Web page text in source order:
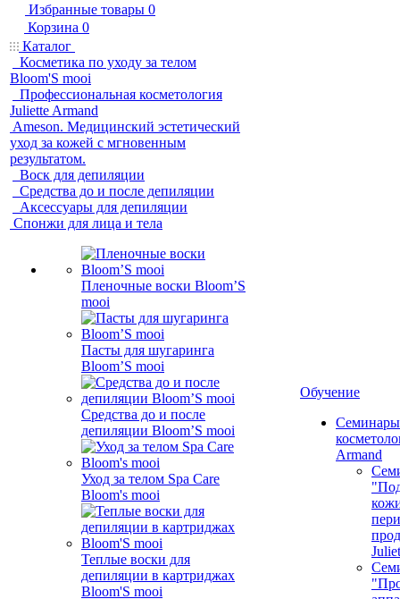
Избранные товары 0
Корзина 0
Каталог
Косметика по уходу за телом
Bloom'S mooi
Профессиональная косметология
Juliette Armand
Ameson. Медицинский эстетический
уход за кожей с мгновенным
результатом.
Воск для депиляции
Средства до и после депиляции
Аксессуары для депиляции
Спонжи для лица и тела
Пленочные воски Bloom’S
mooi
Пасты для шугаринга
Bloom’S mooi
Средства до и после
депиляции Bloom’S mooi
Уход за телом Spa Care
Bloom's mooi
Теплые воски для
депиляции в картриджах
Bloom'S mooi
Обучение
Armand